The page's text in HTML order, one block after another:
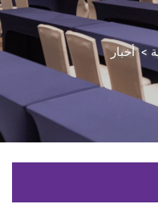
>أخبار